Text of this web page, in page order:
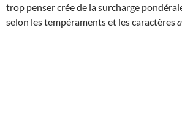
trop penser crée de la surcharge
selon les tempéraments et les caractères